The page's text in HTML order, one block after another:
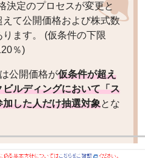
決定のプロセスが変更と
て公開価格および株式数
ます。 (仮条件の下限
％)
公開価格が仮条件が超え
ルディングにおいて「ス
した人だけ抽選対象とな